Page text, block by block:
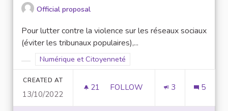
Official proposal
Pour lutter contre la violence sur les réseaux sociaux
(éviter les tribunaux populaires),...
Filter results for category:
Filter results for scope: Numérique et Citoyenneté
Numérique et Citoyenneté
CREATED AT
13/10/2022
21 21 FOLLOWERS
FOLLOW 3 5